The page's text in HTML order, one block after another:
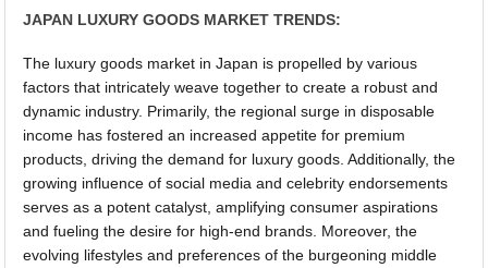
JAPAN LUXURY GOODS MARKET TRENDS:
The luxury goods market in Japan is propelled by various
factors that intricately weave together to create a robust and
dynamic industry. Primarily, the regional surge in disposable
income has fostered an increased appetite for premium
products, driving the demand for luxury goods. Additionally, the
growing influence of social media and celebrity endorsements
serves as a potent catalyst, amplifying consumer aspirations
and fueling the desire for high-end brands. Moreover, the
evolving lifestyles and preferences of the burgeoning middle